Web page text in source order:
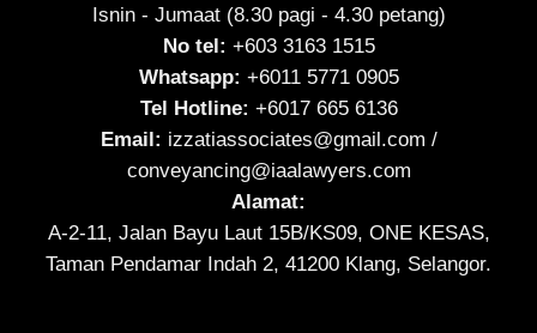
Isnin - Jumaat (8.30 pagi - 4.30 petang)
No tel: +603 3163 1515
Whatsapp: +6011 5771 0905
Tel Hotline: +6017 665 6136
Email: izzatiassociates@gmail.com /
conveyancing@iaalawyers.com
Alamat:
A-2-11, Jalan Bayu Laut 15B/KS09, ONE KESAS,
Taman Pendamar Indah 2, 41200 Klang, Selangor.